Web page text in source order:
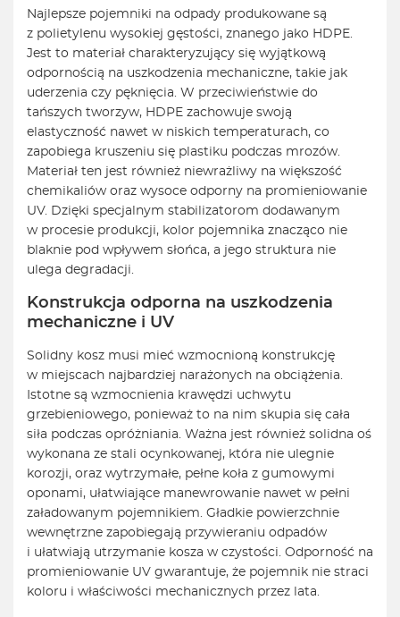
Najlepsze pojemniki na odpady produkowane są
z polietylenu wysokiej gęstości, znanego jako HDPE.
Jest to materiał charakteryzujący się wyjątkową
odpornością na uszkodzenia mechaniczne, takie jak
uderzenia czy pęknięcia. W przeciwieństwie do
tańszych tworzyw, HDPE zachowuje swoją
elastyczność nawet w niskich temperaturach, co
zapobiega kruszeniu się plastiku podczas mrozów.
Materiał ten jest również niewrażliwy na większość
chemikaliów oraz wysoce odporny na promieniowanie
UV. Dzięki specjalnym stabilizatorom dodawanym
w procesie produkcji, kolor pojemnika znacząco nie
blaknie pod wpływem słońca, a jego struktura nie
ulega degradacji.
Konstrukcja odporna na uszkodzenia
mechaniczne i UV
Solidny kosz musi mieć wzmocnioną konstrukcję
w miejscach najbardziej narażonych na obciążenia.
Istotne są wzmocnienia krawędzi uchwytu
grzebieniowego, ponieważ to na nim skupia się cała
siła podczas opróżniania. Ważna jest również solidna oś
wykonana ze stali ocynkowanej, która nie ulegnie
korozji, oraz wytrzymałe, pełne koła z gumowymi
oponami, ułatwiające manewrowanie nawet w pełni
załadowanym pojemnikiem. Gładkie powierzchnie
wewnętrzne zapobiegają przywieraniu odpadów
i ułatwiają utrzymanie kosza w czystości. Odporność na
promieniowanie UV gwarantuje, że pojemnik nie straci
koloru i właściwości mechanicznych przez lata.